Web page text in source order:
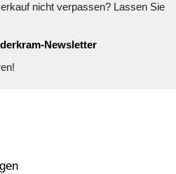
nicht verpassen? Lassen Sie
Newsletter